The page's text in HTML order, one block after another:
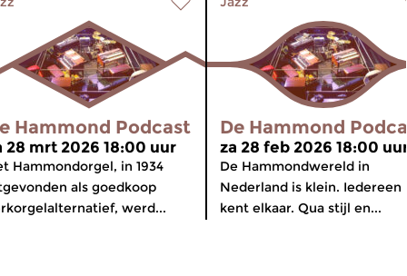
Hammond Podcast
28 mrt 2026 18:00 uur
Hammondorgel, in 1934
als goedkoop
werd...
De Hammond
za 28 feb 2026 18:00
De Hammondwereld in
Nederland is klein. Iedereen
kent elkaar. Qua stijl en...